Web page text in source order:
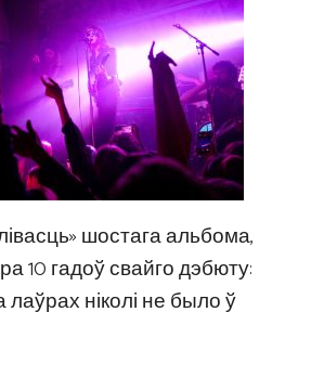
шостага альбома,
10 гадоў свайго дэбюту:
ніколі не было ў